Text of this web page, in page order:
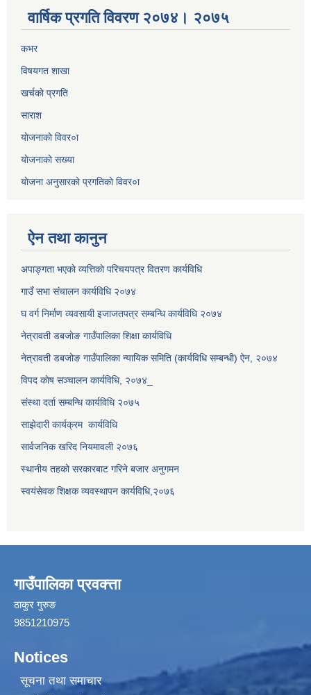
वार्षिक प्रगति विवरण २०७४। २०७५
कभर
विषयगत शाखा
खर्चकाे प्रगति
साराश
याेजनाकाे विवर०ा
याेजनाकाे सख्या
याेजना अनुसारकाे प्रगतिकाे विवर०ा
ऐन तथा कानुन
अपाङ्गता भएकाे व्यत्तिकाे परिचयपत्र वितरण कार्यविधि
गाउँ सभा संचालन कार्यविधि २०७४
घ वर्ग निर्माण व्यवसायी इजाजतपत्र सम्बन्धि कार्यविधि २०७४
नेत्रावती डबजाेङ गाउँपालिका शिक्षा कार्यविधि
नेत्रावती डबजोङ गाउँपालिका न्यायिक समिति (कार्यविधि सम्बन्धी) ऐन, २०७४
विपद काेष सञ्चालन कार्यविधि, २०७४_
संस्था दर्ता सम्बन्धि कार्यविधि २०७५
साझेदारी कार्यक्रम कार्यविधि
सार्वजनिक खरिद नियमावली २०७६
स्थानीय तहको सरकारबाट गरिने बजार अनुगमन
स्वयंसेवक शिक्षक व्यवस्थापन कार्यविधि,२०७६
गाउँपालिका प्रवक्त्ता
ठाकुर गुरुङ
9851210975
Notices
सूचना तथा समाचार